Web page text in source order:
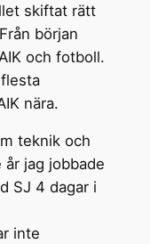
skiftat rätt
början
och fotboll.
nära.
teknik och
jag jobbade
SJ 4 dagar i
inte